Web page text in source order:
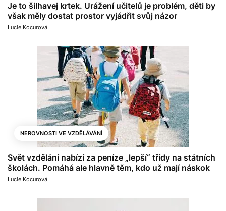
Je to šilhavej krtek. Urážení učitelů je problém, děti by
však měly dostat prostor vyjádřit svůj názor
Lucie Kocurová
NEROVNOSTI VE VZDĚLÁVÁNÍ
Svět vzdělání nabízí za peníze „lepší“ třídy na státních
školách. Pomáhá ale hlavně těm, kdo už mají náskok
Lucie Kocurová